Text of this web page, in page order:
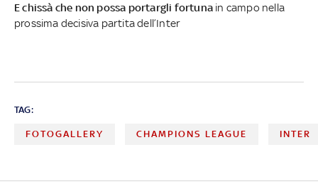
E chissà che non possa portargli fortuna in campo nella
prossima decisiva partita dell’Inter
TAG:
FOTOGALLERY CHAMPIONS LEAGUE INTER